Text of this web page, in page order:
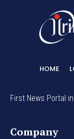
HOME
First News Portal
Company